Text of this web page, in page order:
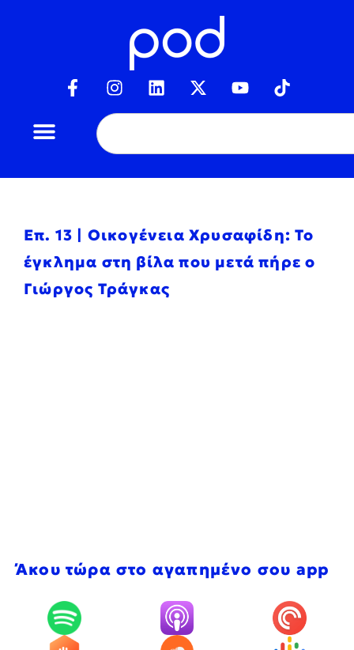
Επ. 13 | Οικογένεια Χρυσαφίδη: Το
έγκλημα στη βίλα που μετά πήρε ο
Γιώργος Τράγκας
Άκου τώρα στο αγαπημένο σου app